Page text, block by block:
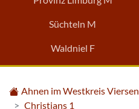
Süchteln M
Waldniel F
Ahnen im Westkreis Viersen
Christians 1